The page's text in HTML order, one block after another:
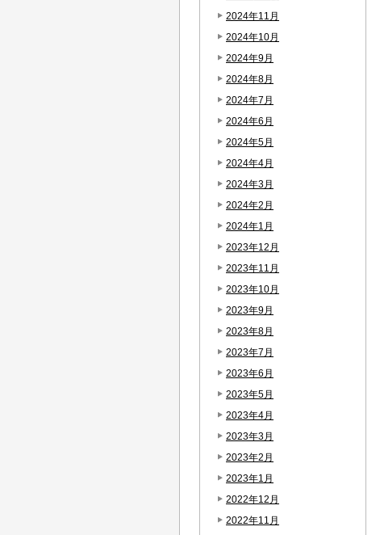
2024年11月
2024年10月
2024年9月
2024年8月
2024年7月
2024年6月
2024年5月
2024年4月
2024年3月
2024年2月
2024年1月
2023年12月
2023年11月
2023年10月
2023年9月
2023年8月
2023年7月
2023年6月
2023年5月
2023年4月
2023年3月
2023年2月
2023年1月
2022年12月
2022年11月